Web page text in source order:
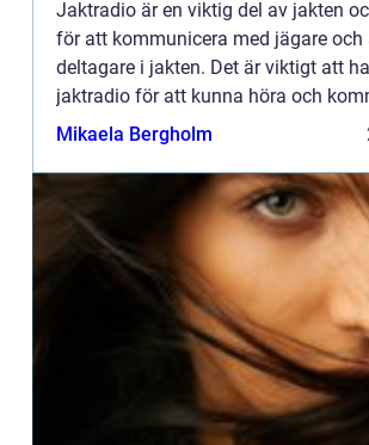
Jaktradio är en viktig del av jakten
för att kommunicera med jägare och
deltagare i jakten. Det är viktigt att
jaktradio för att kunna höra och
med andra jägare på ...
Mikaela Bergholm